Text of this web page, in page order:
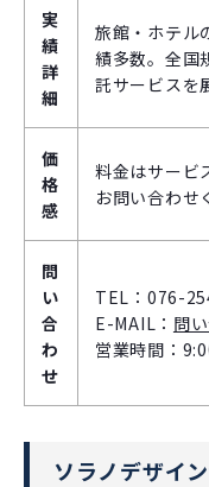
実
績
詳
細
旅館・ホテル
績多数。全国
託サービスを
価
格
感
料金はサービ
お問い合わせ
問
い
合
わ
せ
TEL：076-
E-MAIL： 問
営業時間：
ソラノデザイ